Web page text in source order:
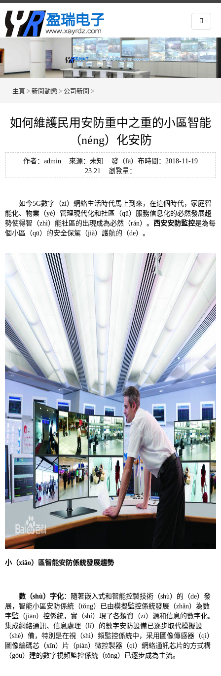
主頁 > 新聞動態 > 公司新聞 >
如何維護民用安防重中之重的小區智能
（néng）化安防
作者：admin 來源：未知 發（fā）布時間：2018-11-19
23:21 瀏覽量：
如今5G數字（zì）網絡生活時代馬上到來，在這個時代，家庭智
能化、物業（yè）管理現代化和社區（qū）服務信息化的必然發展趨
勢使得智（zhì）能社區的出現成為必然（rán）。 西安安防監控是為每
個小區（qū）的安全保駕（jià）護航的（de）。
小（xiǎo）區智能安防係統發展趨勢
數（shù）字化：隨著嵌入式和智能控製技術（shù）的（de）發
展，智能小區安防係統（tǒng）已由模擬監控係統發展（zhǎn）為數
字監（jiān）控係統，實（shí）現了各類資（zī）源和信息的數字化。
集成網絡通訊、信息處理（lǐ）的數字安防設備已逐步取代模擬設
（shè）備，特別是在視（shì）頻監控係統中，采用圖像傳感器（qì）
圖像編碼芯（xīn）片（piàn）微控製器（qì）網絡通訊芯片的方式構
（gòu）建的數字視頻監控係統（tǒng）已逐步成為主流。